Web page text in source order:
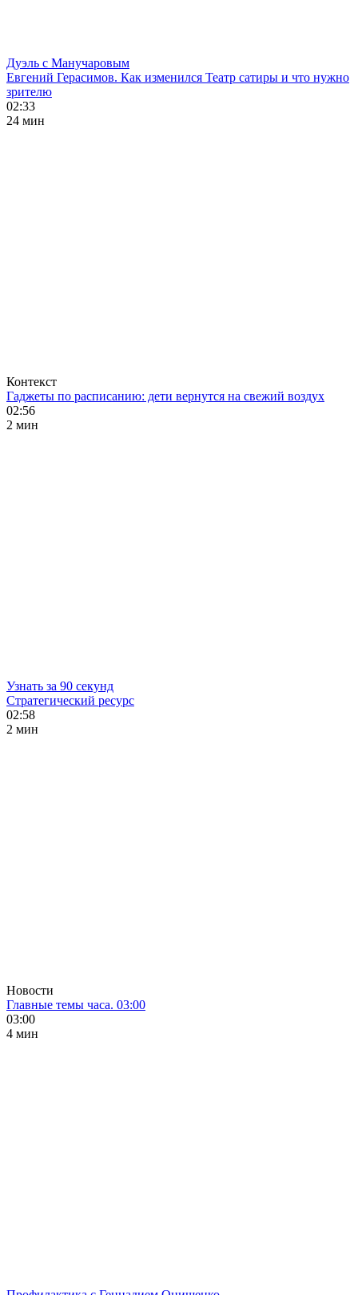
Дуэль с Манучаровым
Евгений Герасимов. Как изменился Театр сатиры и что нужно
зрителю
02:33
24 мин
Контекст
Гаджеты по расписанию: дети вернутся на свежий воздух
02:56
2 мин
Узнать за 90 секунд
Стратегический ресурс
02:58
2 мин
Новости
Главные темы часа. 03:00
03:00
4 мин